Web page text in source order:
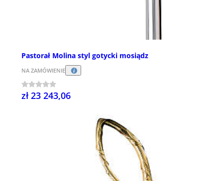
Pastorał Molina styl gotycki mosiądz
NA ZAMÓWIENIE
zł 23 243,06